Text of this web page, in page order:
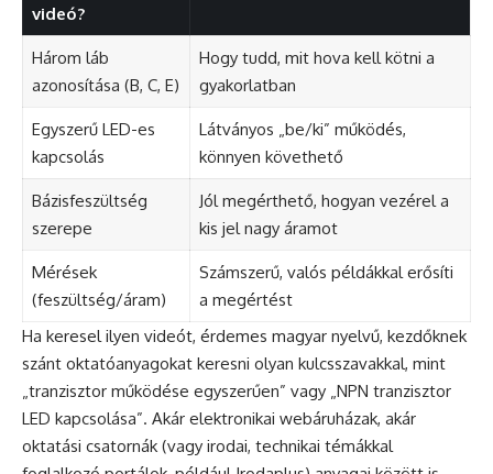
videó?
Három láb
azonosítása (B, C, E)
Hogy tudd, mit hova kell kötni a
gyakorlatban
Egyszerű LED-es
kapcsolás
Látványos „be/ki” működés,
könnyen követhető
Bázisfeszültség
szerepe
Jól megérthető, hogyan vezérel a
kis jel nagy áramot
Mérések
(feszültség/áram)
Számszerű, valós példákkal erősíti
a megértést
Ha keresel ilyen videót, érdemes magyar nyelvű, kezdőknek
szánt oktatóanyagokat keresni olyan kulcsszavakkal, mint
„tranzisztor működése egyszerűen” vagy „NPN tranzisztor
LED kapcsolása”. Akár elektronikai webáruházak, akár
oktatási csatornák (vagy irodai, technikai témákkal